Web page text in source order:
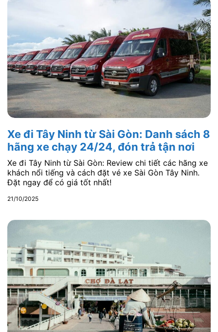
Xe đi Tây Ninh từ Sài Gòn: Danh sách 8
hãng xe chạy 24/24, đón trả tận nơi
Xe đi Tây Ninh từ Sài Gòn: Review chi tiết các hãng xe
khách nổi tiếng và cách đặt vé xe Sài Gòn Tây Ninh.
Đặt ngay để có giá tốt nhất!
21/10/2025